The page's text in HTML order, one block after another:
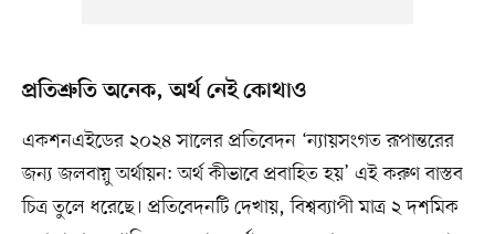
প্রতিশ্রুতি অনেক, অর্থ নেই কোথাও
একশনএইডের ২০২৪ সালের প্রতিবেদন ‘ন্যায়সংগত রূপান্তরের
জন্য জলবায়ু অর্থায়ন: অর্থ কীভাবে প্রবাহিত হয়’ এই করুণ বাস্তব
চিত্র তুলে ধরেছে। প্রতিবেদনটি দেখায়, বিশ্বব্যাপী মাত্র ২ দশমিক